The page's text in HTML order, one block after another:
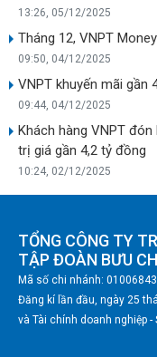
13:26, 05/12/2025
Tháng 12, VNPT
09:50, 04/12/2025
VNPT khuyến mãi gần
09:44, 04/12/2025
Khách hàng VNPT
trị giá gần 4,2 tỷ đồng
10:24, 02/12/2025
TỔNG CÔNG TY
TẬP ĐOÀN BƯU
Mã số chi nhánh:
Đăng kí lần đầu, ngày 25
và Tài chính doanh nghiệp -